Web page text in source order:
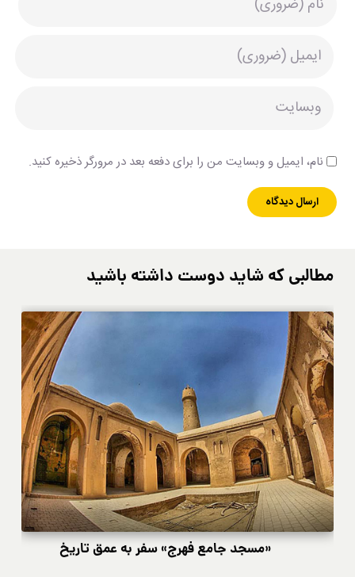
نام، ایمیل و وبسایت من را برای دفعه بعد در مرورگر ذخیره کنید.
مطالبی که شاید دوست داشته باشید
«مسجد جامع فهرج» سفر به عمق تاریخ